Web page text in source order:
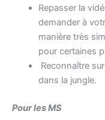
Repasser la
demander à
manière très
pour certaines
Reconnaître sur
dans la jungle.
Pour les MS